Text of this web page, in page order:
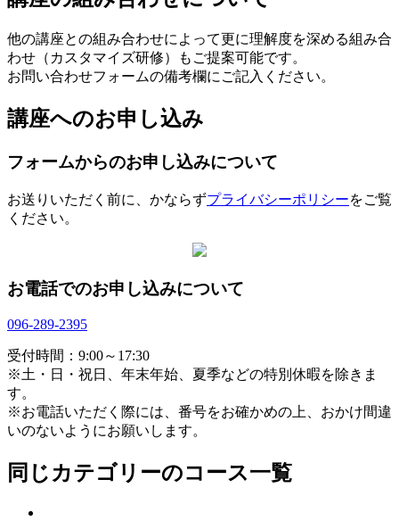
他の講座との組み合わせによって更に理解度を深める組み合
わせ（カスタマイズ研修）もご提案可能です。
お問い合わせフォームの備考欄にご記入ください。
講座へのお申し込み
フォームからのお申し込みについて
お送りいただく前に、かならずプライバシーポリシーをご覧
ください。
お電話でのお申し込みについて
096-289-2395
受付時間：9:00～17:30
※土・日・祝日、年末年始、夏季などの特別休暇を除きま
す。
※お電話いただく際には、番号をお確かめの上、おかけ間違
いのないようにお願いします。
同じカテゴリーのコース一覧